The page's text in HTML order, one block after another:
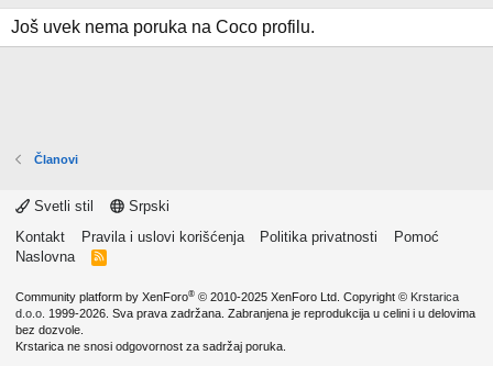
Još uvek nema poruka na Coco profilu.
Članovi
Svetli stil
Srpski
Kontakt
Pravila i uslovi korišćenja Politika privatnosti
Pomoć
Naslovna
R
Community platform by XenForo® © 2010-2025 XenForo Ltd. Copyright © Krstarica
d.o.o. 1999-2026. Sva prava zadržana. Zabranjena je reprodukcija u celini i u delovima
bez dozvole.
Krstarica ne snosi odgovornost za sadržaj poruka.